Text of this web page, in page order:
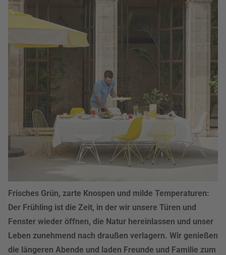
Frisches Grün, zarte Knospen und milde Temperaturen:
Der Frühling ist die Zeit, in der wir unsere Türen und
Fenster wieder öffnen, die Natur hereinlassen und unser
Leben zunehmend nach draußen verlagern. Wir genießen
die längeren Abende und laden Freunde und Familie zum